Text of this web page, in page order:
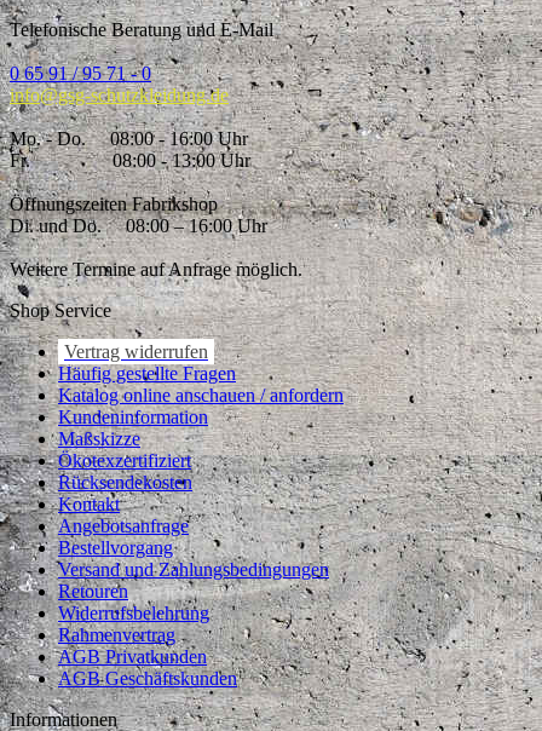
Telefonische Beratung und E-Mail
0 65 91 / 95 71 - 0
info@gsg-schutzkleidung.de
Mo. - Do.
08:00 - 16:00 Uhr
Fr.
08:00 - 13:00 Uhr
Öffnungszeiten Fabrikshop
Di. und Do.
08:00 – 16:00 Uhr
Weitere Termine auf Anfrage möglich.
Shop Service
Vertrag widerrufen
Häufig gestellte Fragen
Katalog online anschauen / anfordern
Kundeninformation
Maßskizze
Ökotexzertifiziert
Rücksendekosten
Kontakt
Angebotsanfrage
Bestellvorgang
Versand und Zahlungsbedingungen
Retouren
Widerrufsbelehrung
Rahmenvertrag
AGB Privatkunden
AGB Geschäftskunden
Informationen